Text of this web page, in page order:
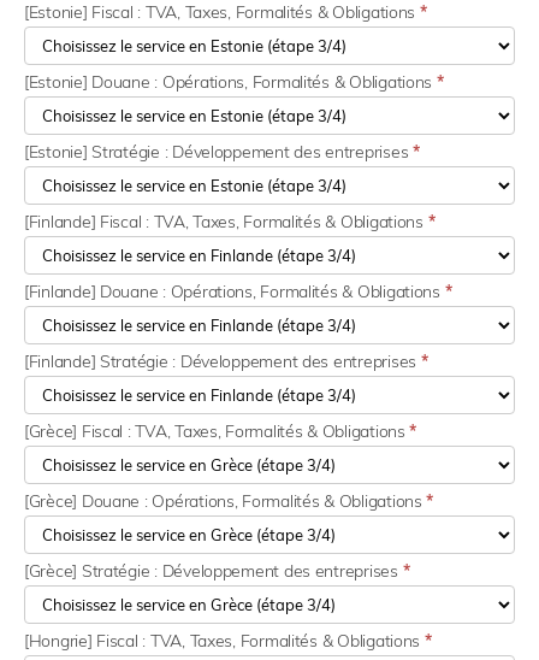
[Estonie] Fiscal : TVA, Taxes, Formalités & Obligations *
[Estonie] Douane : Opérations, Formalités & Obligations *
[Estonie] Stratégie : Développement des entreprises *
[Finlande] Fiscal : TVA, Taxes, Formalités & Obligations *
[Finlande] Douane : Opérations, Formalités & Obligations *
[Finlande] Stratégie : Développement des entreprises *
[Grèce] Fiscal : TVA, Taxes, Formalités & Obligations*
[Grèce] Douane : Opérations, Formalités & Obligations*
[Grèce] Stratégie : Développement des entreprises *
[Hongrie] Fiscal : TVA, Taxes, Formalités & Obligations *